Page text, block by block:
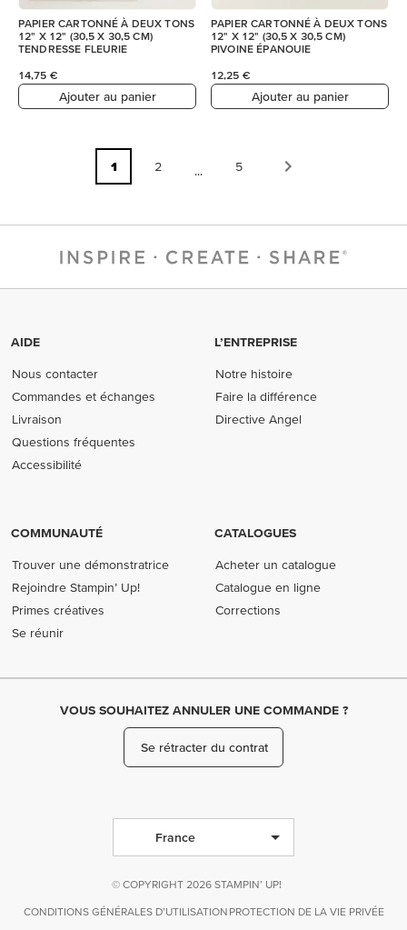
PAPIER CARTONNÉ À DEUX TONS
12" X 12" (30,5 X 30,5 CM)
TENDRESSE FLEURIE
14,75 €
Ajouter au panier
PAPIER CARTONNÉ À DEUX TONS
12" X 12" (30,5 X 30,5 CM)
PIVOINE ÉPANOUIE
12,25 €
Ajouter au panier
1 2 ... 5
AIDE
Nous contacter
Commandes et échanges
Livraison
Questions fréquentes
Accessibilité
L’ENTREPRISE
Notre histoire
Faire la différence
Directive Angel
COMMUNAUTÉ
Trouver une démonstratrice
Rejoindre Stampin’ Up!
Primes créatives
Se réunir
CATALOGUES
Acheter un catalogue
Catalogue en ligne
Corrections
VOUS SOUHAITEZ ANNULER UNE COMMANDE ?
Se rétracter du contrat
France
© COPYRIGHT 2026 STAMPIN’ UP!
CONDITIONS GÉNÉRALES D’UTILISATION PROTECTION DE LA VIE PRIVÉE